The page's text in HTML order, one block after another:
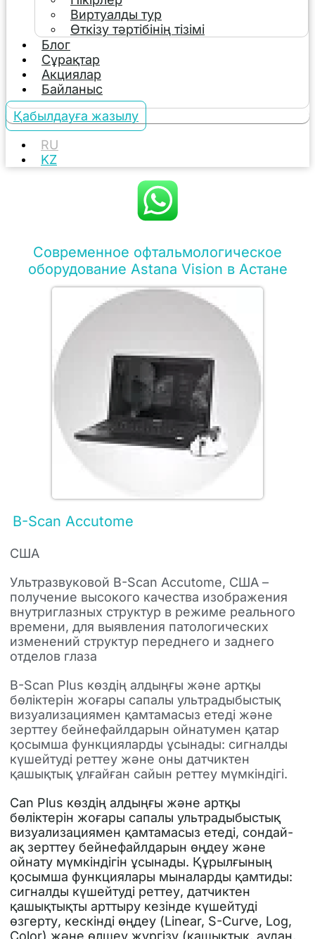
Виртуалды тур
Өткізу тәртібінің тізімі
Блог
Сұрақтар
Акциялар
Байланыс
Қабылдауға жазылу
RU
KZ
Современное офтальмологическое
оборудование Astana Vision в Астане
B-Scan Accutome
США
Ультразвуковой B-Scan Accutome, США –
получение высокого качества изображения
внутриглазных структур в режиме реального
времени, для выявления патологических
изменений структур переднего и заднего
отделов глаза
B-Scan Plus көздің алдыңғы және артқы
бөліктерін жоғары сапалы ультрадыбыстық
визуализациямен қамтамасыз етеді және
зерттеу бейнефайлдарын ойнатумен қатар
қосымша функцияларды ұсынады: сигналды
күшейтуді реттеу және оны датчиктен
қашықтық ұлғайған сайын реттеу мүмкіндігі.
Can Plus көздің алдыңғы және артқы
бөліктерін жоғары сапалы ультрадыбыстық
визуализациямен қамтамасыз етеді, сондай-
ақ зерттеу бейнефайлдарын өңдеу және
ойнату мүмкіндігін ұсынады. Құрылғының
қосымша функциялары мыналарды қамтиды:
сигналды күшейтуді реттеу, датчиктен
қашықтықты арттыру кезінде күшейтуді
өзгерту, кескінді өңдеу (Linear, S-Curve, Log,
Color) және өлшеу жүргізу (қашықтық, аудан,